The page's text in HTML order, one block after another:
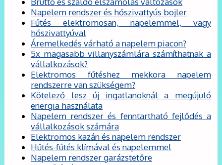
Napelem rendszer és hőszivattyús bojler
Fűtés elektromosan, napelemmel, vagy
hőszivattyúval
Áremelkedés várható a napelem piacon?
5x magasabb villanyszámlára számíthatnak a
vállalkozások?
Elektromos fűtéshez mekkora napelem
rendszerre van szükségem?
Kötelező lesz új ingatlanoknál a megújuló
energia használata
Napelem rendszer és fenntartható fejlődés a
vállalkozások számára
Elektromos kazán és napelem rendszer
Hűtés-fűtés klímával és napelemmel
Napelem rendszer garázstetőre